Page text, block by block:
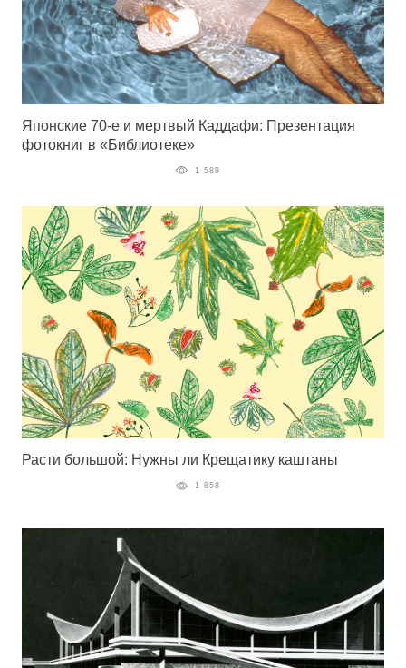
Японские 70-е и мертвый Каддафи: Презентация
фотокниг в «Библиотеке»
1 589
Расти большой: Нужны ли Крещатику каштаны
1 858